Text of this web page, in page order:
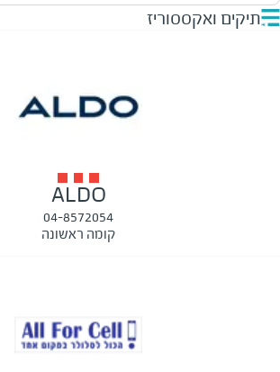
תיקים ואקססוריז
ALDO
04-8572054
קומה ראשונה